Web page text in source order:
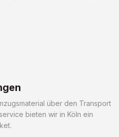
über den Transport
bieten wir in Köln ein